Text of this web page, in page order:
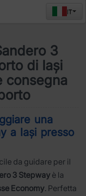
IT
3
di Iași
consegna
una
a Iași presso
da guidare per il
3 Stepway è la
Economy. Perfetta